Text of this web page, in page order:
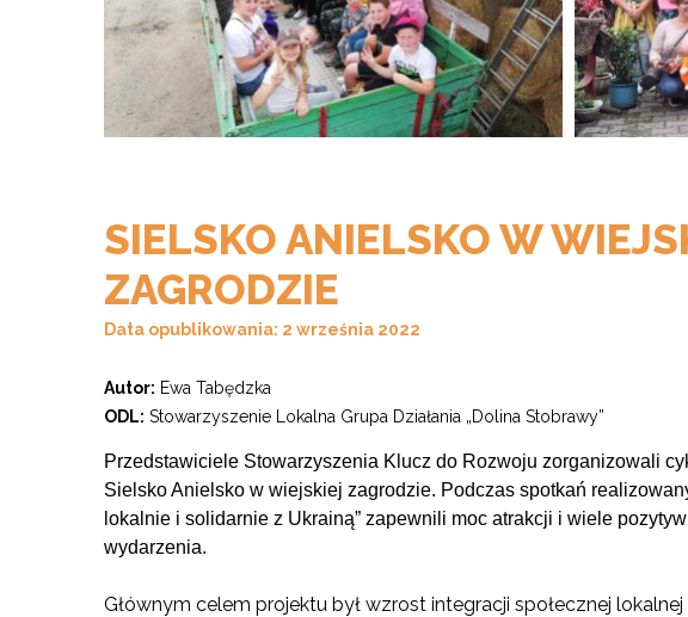
SIELSKO ANIELSKO W
ZAGRODZIE
Data opublikowania: 2 września 2022
Autor: Ewa Tabędzka
ODL: Stowarzyszenie Lokalna Grupa Działania „Dolina Stobrawy”
Przedstawiciele Stowarzyszenia Klucz do Rozwoju zorganizowali
Sielsko Anielsko w wiejskiej zagrodzie. Podczas spotkań
lokalnie i solidarnie z Ukrainą” zapewnili moc atrakcji i wiele
wydarzenia.
Głównym celem projektu był wzrost integracji społecznej